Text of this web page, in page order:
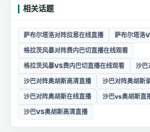
相关话题
萨布尔塔洛对阵拉恩在线直播
萨布尔塔洛
格拉茨风暴对阵费内巴切直播在线观看
格拉茨风暴VS费内巴切直播在线观看
沙巴
沙巴对阵奥胡斯高清直播
沙巴对阵奥胡斯
沙巴对阵奥胡斯在线直播
沙巴vs奥胡斯直
沙巴VS奥胡斯高清直播